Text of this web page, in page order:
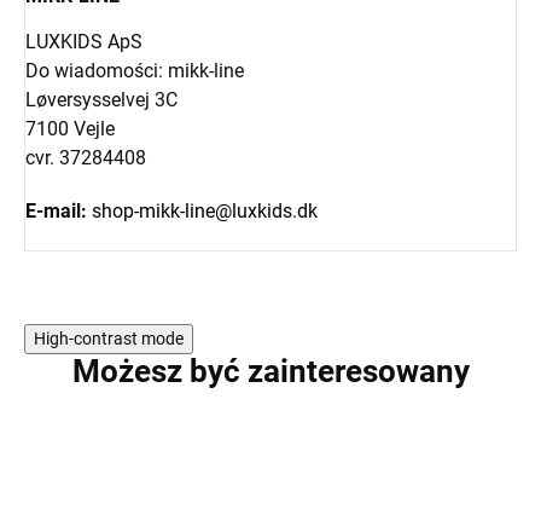
LUXKIDS ApS
Do wiadomości: mikk-line
Løversysselvej 3C
7100 Vejle
cvr. 37284408
E-mail: shop-mikk-line@luxkids.dk
High-contrast mode
Możesz być zainteresowany